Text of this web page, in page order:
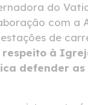
do
com a
de
à
defender as